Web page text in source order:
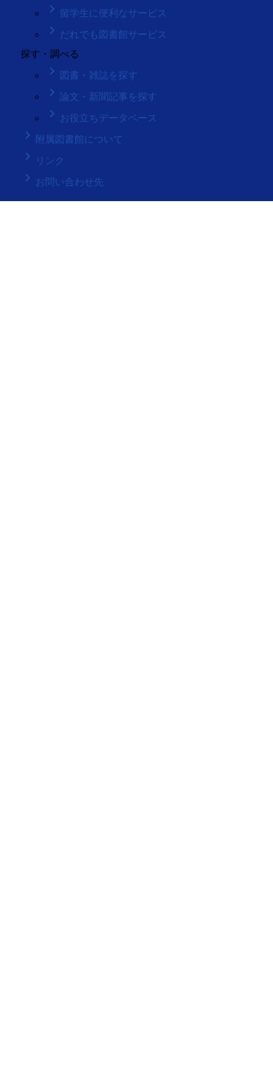
keyboard_arrow_right 留学生に便利なサービス
keyboard_arrow_right だれでも図書館サービス
探す・調べる
keyboard_arrow_right 図書・雑誌を探す
keyboard_arrow_right 論文・新聞記事を探す
keyboard_arrow_right お役立ちデータベース
keyboard_arrow_right 附属図書館について
keyboard_arrow_right リンク
keyboard_arrow_right お問い合わせ先